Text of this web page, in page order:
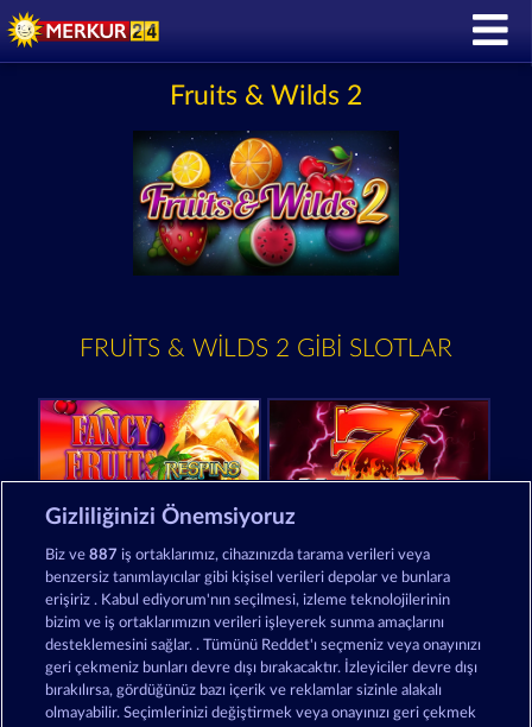
Fruits & Wilds 2
FRUITS & WILDS 2 GIBI SLOTLAR
Wild Rubies Frooty Troupe Sun Splash
Gizliliğinizi Önemsiyoruz
Biz ve887 iş ortaklarımız, cihazınızda tarama verileri veya
benzersiz tanımlayıcılar gibi kişisel verileri depolar ve bunlara
erişiriz . Kabul ediyorum'nın seçilmesi, izleme teknolojilerinin
bizim ve iş ortaklarımızın verileri işleyerek sunma amaçlarını
desteklemesini sağlar. . Tümünü Reddet'ı seçmeniz veya onayınızı
geri çekmeniz bunları devre dışı bırakacaktır. İzleyiciler devre dışı
bırakılırsa, gördüğünüz bazı içerik ve reklamlar sizinle alakalı
olmayabilir. Seçimlerinizi değiştirmek veya onayınızı geri çekmek